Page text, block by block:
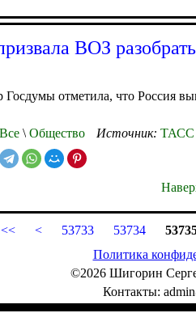
ВОЗ
Госдумы отметила, что Россия
Все \ Общество Источник: ТАСС
<< < 53733 53734
Политика
©2026 Шигорин
Контакты: